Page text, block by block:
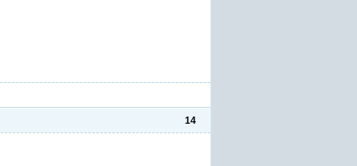
14